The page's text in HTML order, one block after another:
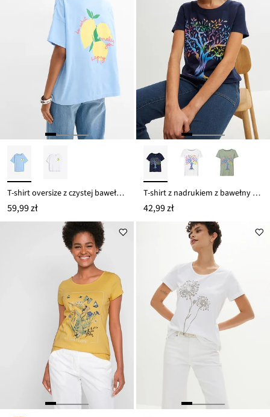
T-shirt oversize z czystej bawełny organicznej
59,99 zł
T-shirt z nadrukiem z bawełny organicznej
42,99 zł